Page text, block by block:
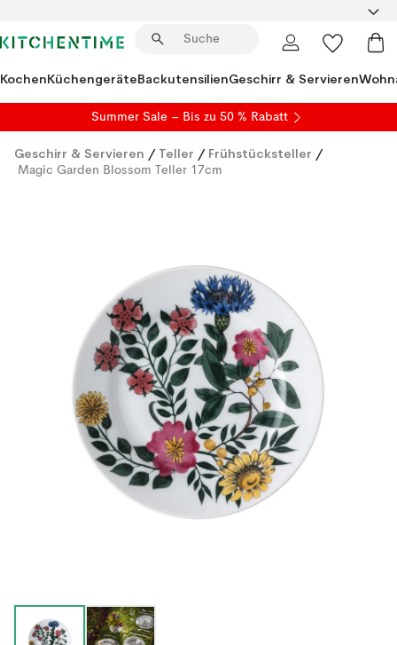
KochenKüchengeräteBackutensilienGeschirr & Servieren
Summer Sale – Bis zu 50 % Rabatt
Geschirr & Servieren / Teller / Frühstücksteller /
Magic Garden Blossom Teller 17cm